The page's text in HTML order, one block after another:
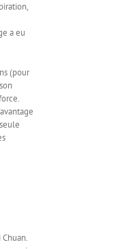
a eu
(pour